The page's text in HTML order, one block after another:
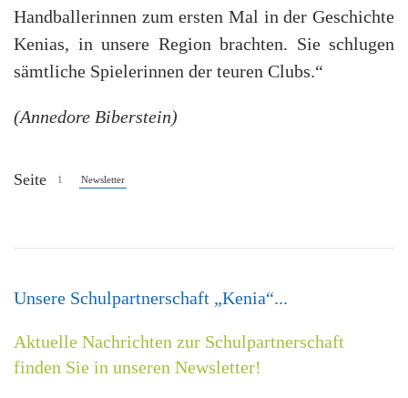
Handballerinnen zum ersten Mal in der Geschichte
Kenias, in unsere Region brachten. Sie schlugen
sämtliche Spielerinnen der teuren Clubs.“
(Annedore Biberstein)
Seite 1 Newsletter
Unsere Schulpartnerschaft „Kenia“...
Aktuelle Nachrichten zur Schulpartnerschaft
finden Sie in unseren Newsletter!